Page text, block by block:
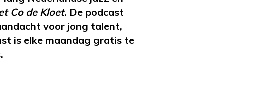
Co de Kloet. De podcast
voor jong talent,
is elke maandag gratis te